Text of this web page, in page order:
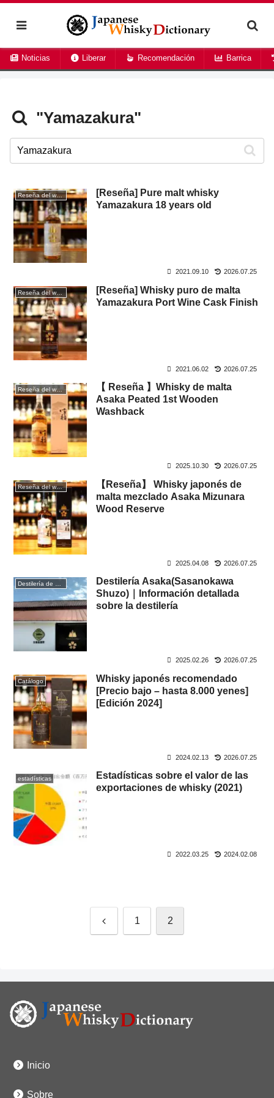
Noticias Liberar Recomendación Barrica
"Yamazakura"
Reseña del whisky
[Reseña] Pure malt whisky
Yamazakura 18 years old
2021.09.10 2026.07.25
Reseña del whisky
[Reseña] Whisky puro de malta
Yamazakura Port Wine Cask Finish
2021.06.02 2026.07.25
Reseña del whisky
【 Reseña 】Whisky de malta
Asaka Peated 1st Wooden
Washback
2025.10.30 2026.07.25
Reseña del whisky
【Reseña】 Whisky japonés de
malta mezclado Asaka Mizunara
Wood Reserve
2025.04.08 2026.07.25
Destilería de whisky
Destilería Asaka(Sasanokawa
Shuzo)｜Información detallada
sobre la destilería
2025.02.26 2026.07.25
Catálogo
Whisky japonés recomendado
[Precio bajo – hasta 8.000 yenes]
[Edición 2024]
2024.02.13 2026.07.25
estadísticas
Estadísticas sobre el valor de las
exportaciones de whisky (2021)
2022.03.25 2024.02.08
Anterior 1 2
Inicio
Sobre